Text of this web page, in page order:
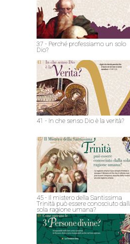
37 - Perché professiamo un solo
Dio?
41 - In che senso Dio è la verità?
45 - Il mistero della Santissima
Trinità può essere conosciuto
sola ragione umana?